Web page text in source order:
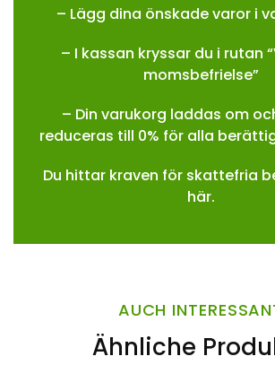
– Lägg dina önskade varor i
– I kassan kryssar du i rutan
momsbefrielse”
– Din varukorg laddas om
reduceras till 0% för alla
Du hittar kraven för skattefria
här.
AUCH
Ähnliche